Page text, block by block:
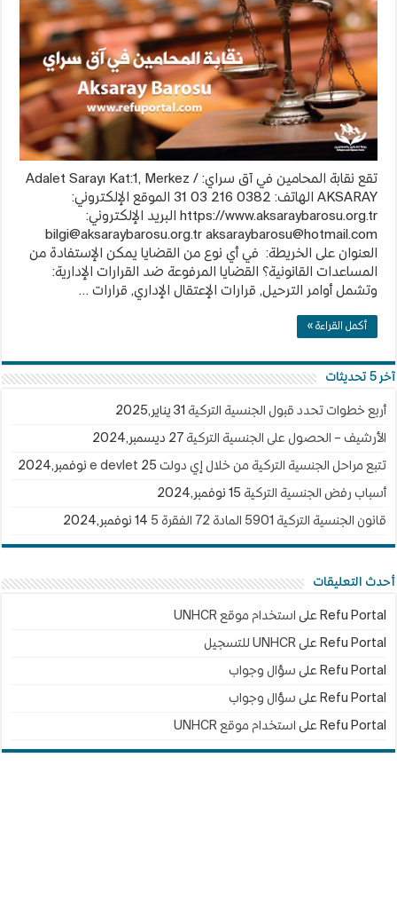
آق
سراي
Aksaray
Barosu
مغلقة
تقع نقابة المحامين في آق سراي: Adalet Sarayı Kat:1, Merkez /
AKSARAY الهاتف: 0382 216 03 31 الموقع الإلكتروني:
https://www.aksaraybarosu.org.tr البريد الإلكتروني:
bilgi@aksaraybarosu.org.tr aksaraybarosu@hotmail.com
العنوان على الخريطة: في أي نوع من القضايا يمكن الإستفادة من
المساعدات القانونية؟ القضايا المرفوعة ضد القرارات الإدارية:
وتشمل أوامر الترحيل, قرارات الإعتقال الإداري, قرارات …
أكمل القراءة »
آخر 5 تحديثات
أربع خطوات تحدد قبول الجنسية التركية 31 يناير,2025
الأرشيف – الحصول على الجنسية التركية 27 ديسمبر,2024
تتبع مراحل الجنسية التركية من خلال إي دولت e devlet 25 نوفمبر,2024
أسباب رفض الجنسية التركية 15 نوفمبر,2024
قانون الجنسية التركية 5901 المادة 72 الفقرة 5 14 نوفمبر,2024
أحدث التعليقات
Refu Portal على استخدام موقع UNHCR
Refu Portal علىUNHCR للتسجيل
Refu Portal على سؤال وجواب
Refu Portal على سؤال وجواب
Refu Portal على استخدام موقع UNHCR